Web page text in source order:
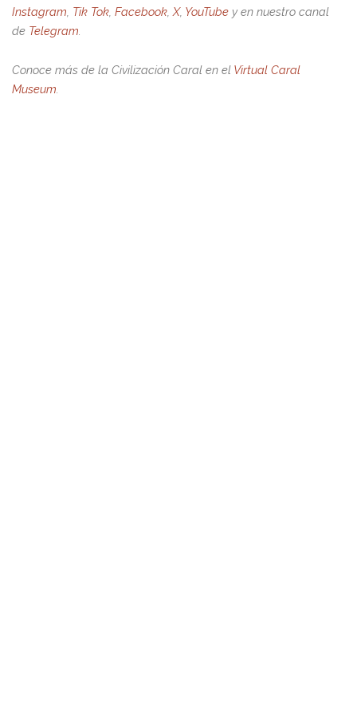
Instagram Tik Tok Facebook X, YouTube y en nuestro canal
de Telegram
Conoce más de la Civilización Caral en el Virtual Caral
Museum